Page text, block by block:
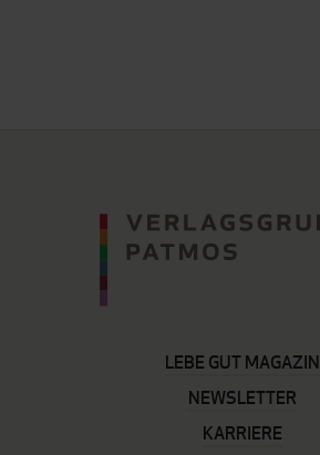
LEBE GUT MAGAZIN
NEWSLETTER
KARRIERE